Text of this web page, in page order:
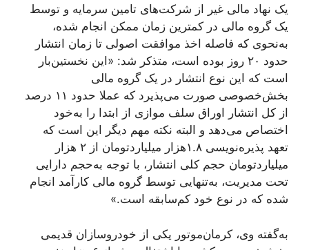
یک نهاد مالی غیر از شرکت‌های تامین سرمایه و توسط
یک گروه مالی در کمترین زمان ممکن انجام شده،
به‌نحوی‌ که فاصله اخذ موافقت اصولی تا زمان انتشار
حدود ۲۰ روز بوده است، متذکر شد: «این نخستین‌بار
است که این نوع انتشار در یک گروه مالی
بخش‌خصوصی صورت می‌پذیرد که عملا حدود ۱۱ درصد
از کل انتشار اوراق سلف موازی از ابتدا را به‌خود
اختصاص می‌دهد و البته نکته مهم دیگر این است که
تعهد پذیره‌نویسی ۱.۸هزار میلیاردتومان از ۲ هزار
میلیاردتومان حجم کلی انتشار، با توجه به‌حجم دارایی
تحت مدیریت، به‌تنهایی توسط گروه مالی کارآمد انجام
شده که در نوع خود کم‌سابقه است.»
به‌گفته وی، کرمان‌موتور یکی از خودروسازان قدیمی